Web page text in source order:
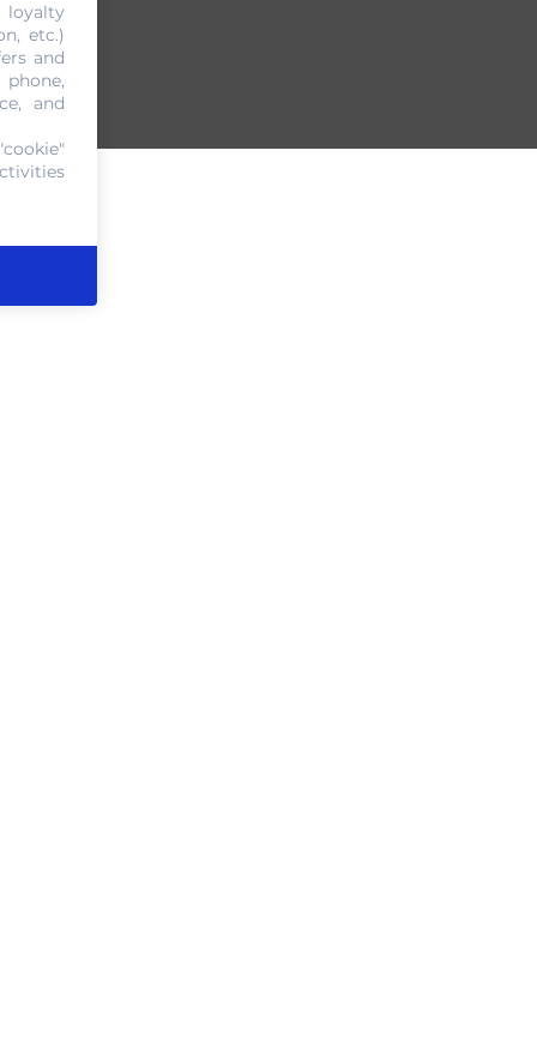
loyalty
etc.)
and
and